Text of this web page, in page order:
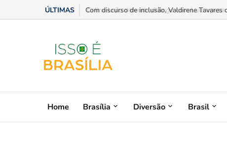
ÚLTIMAS Celina Leão defende diálogo com Lula
Home Brasília Diversão Brasil